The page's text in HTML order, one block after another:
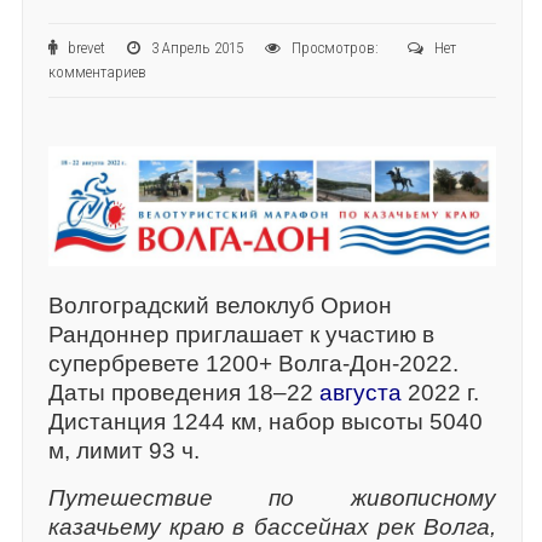
brevet 3 Апрель 2015 Просмотров:
Нет
комментариев
Волгоградский велоклуб Орион
Рандоннер приглашает к участию в
супербревете 1200+ Волга-Дон-2022.
Даты проведения 18–22 августа2022 г.
Дистанция 1244 км, набор высоты 5040
м, лимит 93 ч.
Путешествие по живописному
казачьему краю в бассейнах рек Волга,